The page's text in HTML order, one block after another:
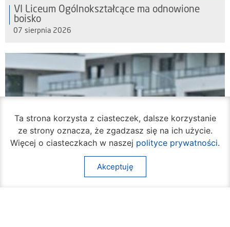
VI Liceum Ogólnokształcące ma odnowione
boisko
07 sierpnia 2026
Ta strona korzysta z ciasteczek, dalsze korzystanie
ze strony oznacza, że zgadzasz się na ich użycie.
Więcej o ciasteczkach w naszej polityce prywatności.
Akceptuję